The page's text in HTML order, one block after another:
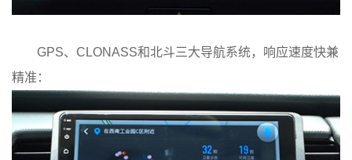
GPS、CLONASS和北斗三大导航系统，响应速度快兼
精准：